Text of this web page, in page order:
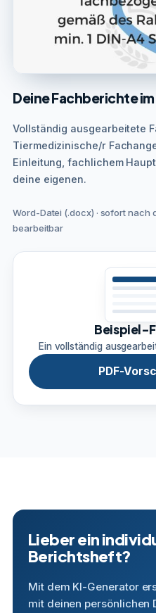
Deine Fachberichte
Vollständig ausgearbeitete
Tiermedizinische/r
Einleitung, fachlichem
deine eigenen.
Word-Datei (.docx) · sofort nach
bearbeitbar
Beispiel-
Ein vollständig
PDF-
Lieber ein
Berichtsheft?
Mit dem KI-Generator
mit deinen persönlichen